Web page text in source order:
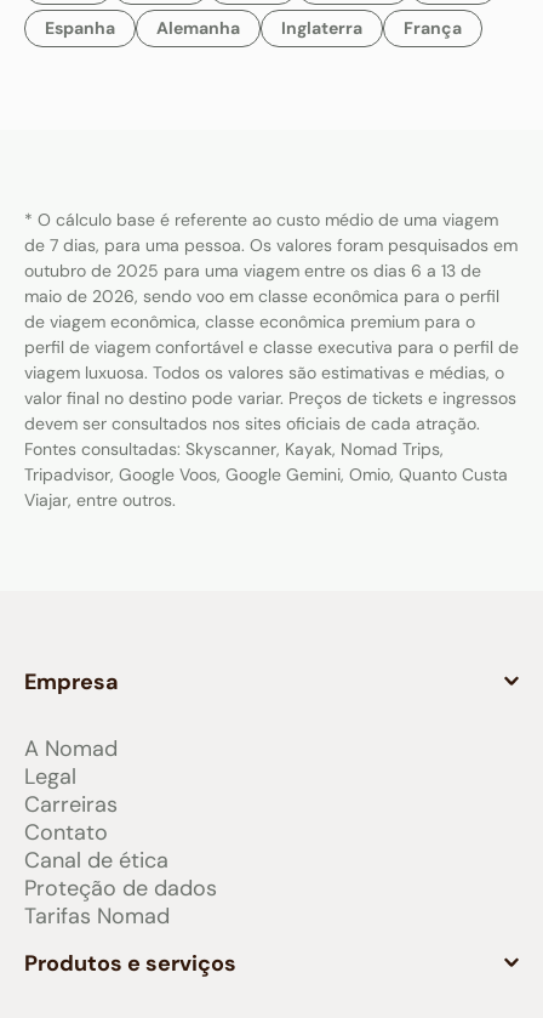
Espanha
Alemanha Inglaterra França
* O cálculo base é referente ao custo médio de uma viagem
de 7 dias, para uma pessoa. Os valores foram pesquisados em
outubro de 2025 para uma viagem entre os dias 6 a 13 de
maio de 2026, sendo voo em classe econômica para o perfil
de viagem econômica, classe econômica premium para o
perfil de viagem confortável e classe executiva para o perfil de
viagem luxuosa. Todos os valores são estimativas e médias, o
valor final no destino pode variar. Preços de tickets e ingressos
devem ser consultados nos sites oficiais de cada atração.
Fontes consultadas: Skyscanner, Kayak, Nomad Trips,
Tripadvisor, Google Voos, Google Gemini, Omio, Quanto Custa
Viajar, entre outros.
Empresa
A Nomad
Legal
Carreiras
Contato
Canal de ética
Proteção de dados
Tarifas Nomad
Produtos e serviços